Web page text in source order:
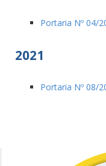
Portaria Nº 04/
2021
Portaria Nº 08/